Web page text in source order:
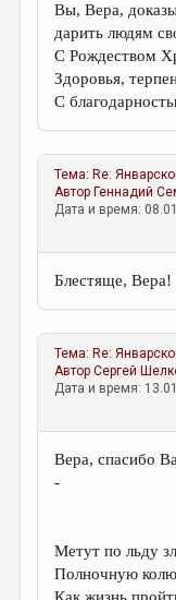
Вы, Вера,
дарить людям
С Рождеством
Здоровья,
С
Тема: Re:
Автор Геннадий
Дата и время:
Блестяще, Вера!
Тема: Re:
АвторСергей
Дата и время:
Вера, спасибо
-
Метут по льду
Полночную